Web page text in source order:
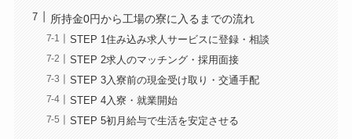
所持金0円から工場の寮に入るまでの流れ
STEP 1住み込み求人サービスに登録・相談
STEP 2求人のマッチング・採用面接
STEP 3入寮前の現金受け取り・交通手配
STEP 4入寮・就業開始
STEP 5初月給与で生活を安定させる